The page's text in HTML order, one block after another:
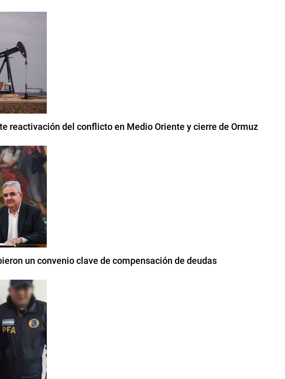
reactivación del conflicto en Medio Oriente y cierre de Ormuz
un convenio clave de compensación de deudas